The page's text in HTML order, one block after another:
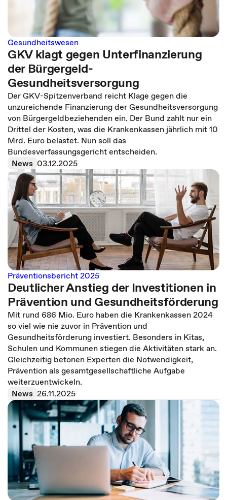
Gesundheitswesen
GKV klagt gegen Unterfinanzierung
der Bürgergeld-
Gesundheitsversorgung
Der GKV-Spitzenverband reicht Klage gegen die
unzureichende Finanzierung der Gesundheitsversorgung
von Bürgergeldbeziehenden ein. Der Bund zahlt nur ein
Drittel der Kosten, was die Krankenkassen jährlich mit 10
Mrd. Euro belastet. Nun soll das
Bundesverfassungsgericht entscheiden.
News 03.12.2025
Präventionsbericht 2025
Deutlicher Anstieg der Investitionen in
Prävention und Gesundheitsförderung
Mit rund 686 Mio. Euro haben die Krankenkassen 2024
so viel wie nie zuvor in Prävention und
Gesundheitsförderung investiert. Besonders in Kitas,
Schulen und Kommunen stiegen die Aktivitäten stark an.
Gleichzeitig betonen Experten die Notwendigkeit,
Prävention als gesamtgesellschaftliche Aufgabe
weiterzuentwickeln.
News 26.11.2025